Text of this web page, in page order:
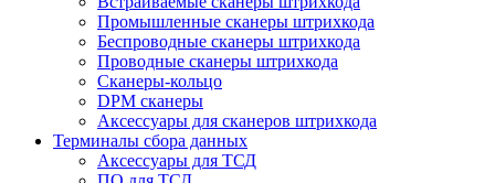
Промышленные сканеры штрихкода
Беспроводные сканеры штрихкода
Проводные сканеры штрихкода
Сканеры-кольцо
DPM сканеры
Аксессуары для сканеров штрихкода
Терминалы сбора данных
Аксессуары для ТСД